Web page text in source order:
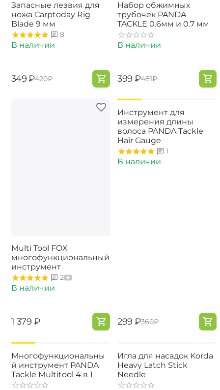
Запасные лезвия для
ножа Carptoday Rig
Blade 9 мм
8
В наличии
‍349‍ ₽‍420‍₽
Набор обжимных
трубочек PANDA
TACKLE 0.6мм и 0.7 мм
В наличии
‍399‍ ₽‍481‍₽
Multi Tool FOX
многофункциональный
инструмент
2
В наличии
‍1 379‍ ₽
Инструмент для
измерения длины
волоса PANDA Tackle
Hair Gauge
1
В наличии
‍299‍ ₽‍360‍₽
Многофункциональны
й инструмент PANDA
Tackle Multitool 4 в 1
Игла для насадок Korda
Heavy Latch Stick
Needle